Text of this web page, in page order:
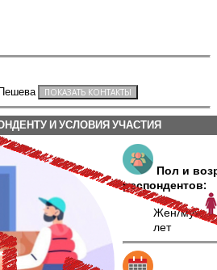
И УСЛОВИЯ УЧАСТИЯ
Пол и
респондентов:
Жен/муж
лет